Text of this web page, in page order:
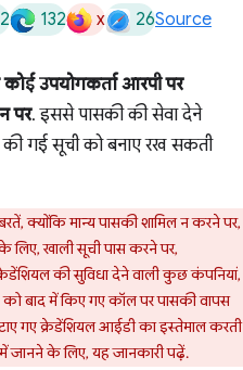
132 x 26Source
उपयोगकर्ता आरपी पर
पर. इससे पासकी की सेवा देने
की गई सूची को बनाए रख सकती
क्योंकि मान्य पासकी शामिल न करने पर,
लिए, खाली सूची पास करने पर,
की सुविधा देने वाली कुछ कंपनियां,
को बाद में किए गए कॉल पर पासकी वापस
गए क्रेडेंशियल आईडी का इस्तेमाल करती
जानने के लिए, यह जानकारी पढ़ें.